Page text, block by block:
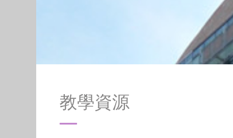
教學資源